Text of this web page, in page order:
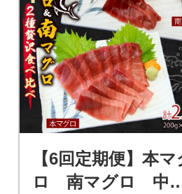
【6回定期便】本マ
ロ 南マグロ 中